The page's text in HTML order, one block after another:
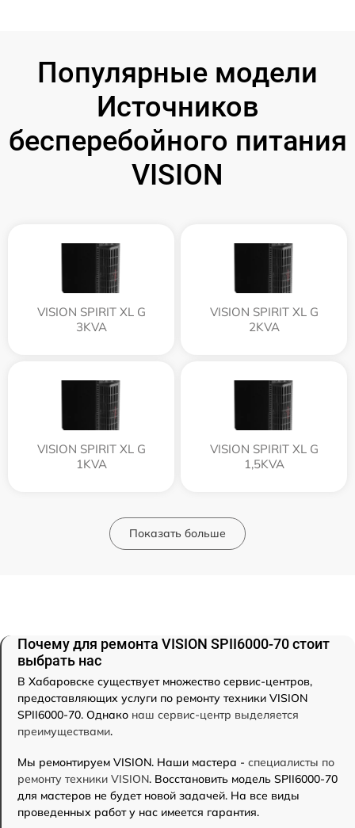
Популярные модели
Источников
бесперебойного питания
VISION
VISION SPIRIT XL G
3KVA
VISION SPIRIT XL G
2KVA
VISION SPIRIT XL G
1KVA
VISION SPIRIT XL G
1,5KVA
Показать больше
Почему для ремонта VISION SPII6000-70 стоит
выбрать нас
В Хабаровске существует множество сервис-центров,
предоставляющих услуги по ремонту техники VISION
SPII6000-70. Однако наш сервис-центр выделяется
преимуществами.
Мы ремонтируем VISION. Наши мастера - специалисты по
ремонту техники VISION. Восстановить модель SPII6000-70
для мастеров не будет новой задачей. На все виды
проведенных работ у нас имеется гарантия.